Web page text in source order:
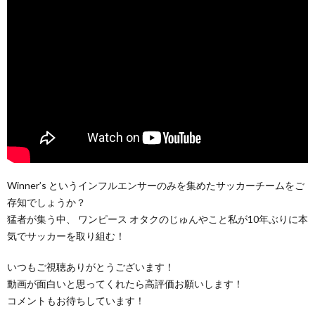
Winner’s というインフルエンサーのみを集めたサッカーチームをご
存知でしょうか？
猛者が集う中、 ワンピース オタクのじゅんやこと私が10年ぶりに本
気でサッカーを取り組む！
いつもご視聴ありがとうございます！
動画が面白いと思ってくれたら高評価お願いします！
コメントもお待ちしています！